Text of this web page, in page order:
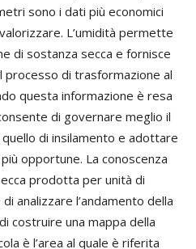
sono i dati più economici
L’umidità permette
di sostanza secca e fornisce
processo di trasformazione al
questa informazione è resa
di governare meglio il
di insilamento e adottare
opportune. La conoscenza
prodotta per unità di
analizzare l’andamento della
costruire una mappa della
è l’area al quale è riferita